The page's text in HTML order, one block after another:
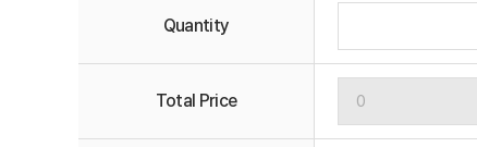
Quantity
Total Price